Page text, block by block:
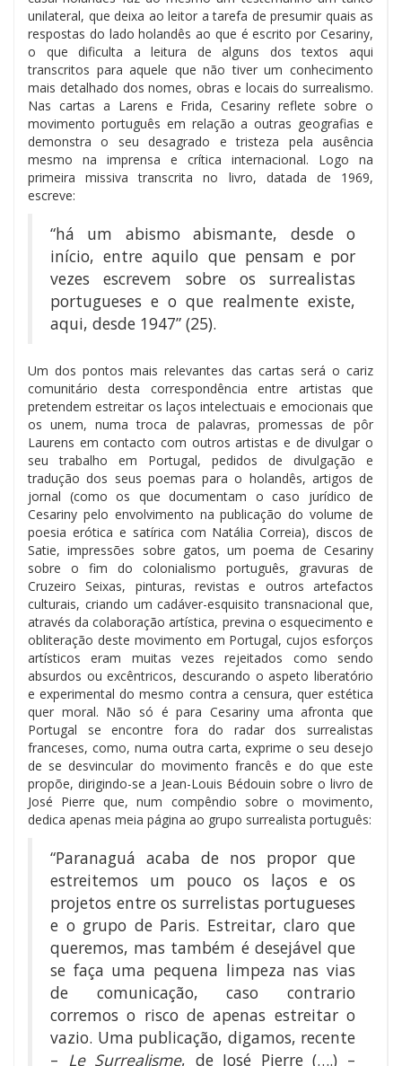
unilateral, que deixa ao leitor a tarefa de presumir quais as
respostas do lado holandês ao que é escrito por Cesariny,
o que dificulta a leitura de alguns dos textos aqui
transcritos para aquele que não tiver um conhecimento
mais detalhado dos nomes, obras e locais do surrealismo.
Nas cartas a Larens e Frida, Cesariny reflete sobre o
movimento português em relação a outras geografias e
demonstra o seu desagrado e tristeza pela ausência
mesmo na imprensa e crítica internacional. Logo na
primeira missiva transcrita no livro, datada de 1969,
escreve:
“há um abismo abismante, desde o
início, entre aquilo que pensam e por
vezes escrevem sobre os surrealistas
portugueses e o que realmente existe,
aqui, desde 1947” (25).
Um dos pontos mais relevantes das cartas será o cariz
comunitário desta correspondência entre artistas que
pretendem estreitar os laços intelectuais e emocionais que
os unem, numa troca de palavras, promessas de pôr
Laurens em contacto com outros artistas e de divulgar o
seu trabalho em Portugal, pedidos de divulgação e
tradução dos seus poemas para o holandês, artigos de
jornal (como os que documentam o caso jurídico de
Cesariny pelo envolvimento na publicação do volume de
poesia erótica e satírica com Natália Correia), discos de
Satie, impressões sobre gatos, um poema de Cesariny
sobre o fim do colonialismo português, gravuras de
Cruzeiro Seixas, pinturas, revistas e outros artefactos
culturais, criando um cadáver-esquisito transnacional que,
através da colaboração artística, previna o esquecimento e
obliteração deste movimento em Portugal, cujos esforços
artísticos eram muitas vezes rejeitados como sendo
absurdos ou excêntricos, descurando o aspeto liberatório
e experimental do mesmo contra a censura, quer estética
quer moral. Não só é para Cesariny uma afronta que
Portugal se encontre fora do radar dos surrealistas
franceses, como, numa outra carta, exprime o seu desejo
de se desvincular do movimento francês e do que este
propõe, dirigindo-se a Jean-Louis Bédouin sobre o livro de
José Pierre que, num compêndio sobre o movimento,
dedica apenas meia página ao grupo surrealista português:
“Paranaguá acaba de nos propor que
estreitemos um pouco os laços e os
projetos entre os surrelistas portugueses
e o grupo de Paris. Estreitar, claro que
queremos, mas também é desejável que
se faça uma pequena limpeza nas vias
de comunicação, caso contrario
corremos o risco de apenas estreitar o
vazio. Uma publicação, digamos, recente
– Le Surrealisme, de José Pierre (….) –